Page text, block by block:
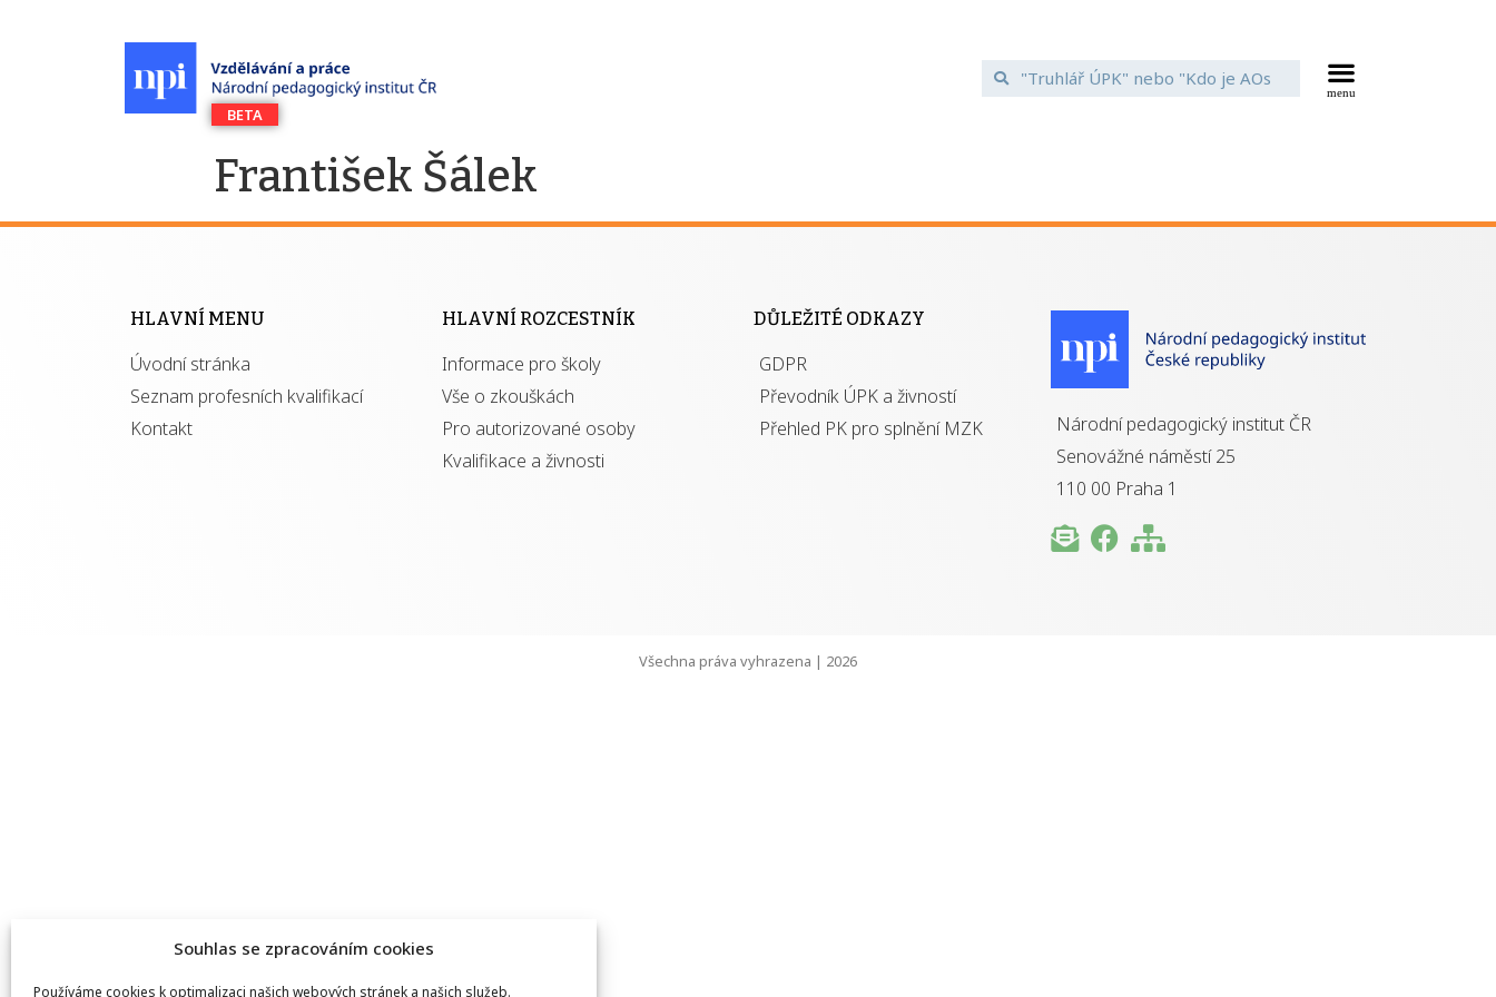
Souhlas se zpracováním cookies
Používáme cookies k optimalizaci našich webových stránek a našich služeb.
František Šálek
HLAVNÍ MENU
Úvodní stránka
Seznam profesních kvalifikací
Kontakt
HLAVNÍ ROZCESTNÍK
Informace pro školy
Vše o zkouškách
Pro autorizované osoby
Kvalifikace a živnosti
DŮLEŽITÉ ODKAZY
GDPR
Převodník ÚPK a živností
Přehled PK pro splnění MZK
Národní pedagogický institut ČR
Senovážné náměstí 25
110 00 Praha 1
Všechna práva vyhrazena | 2026